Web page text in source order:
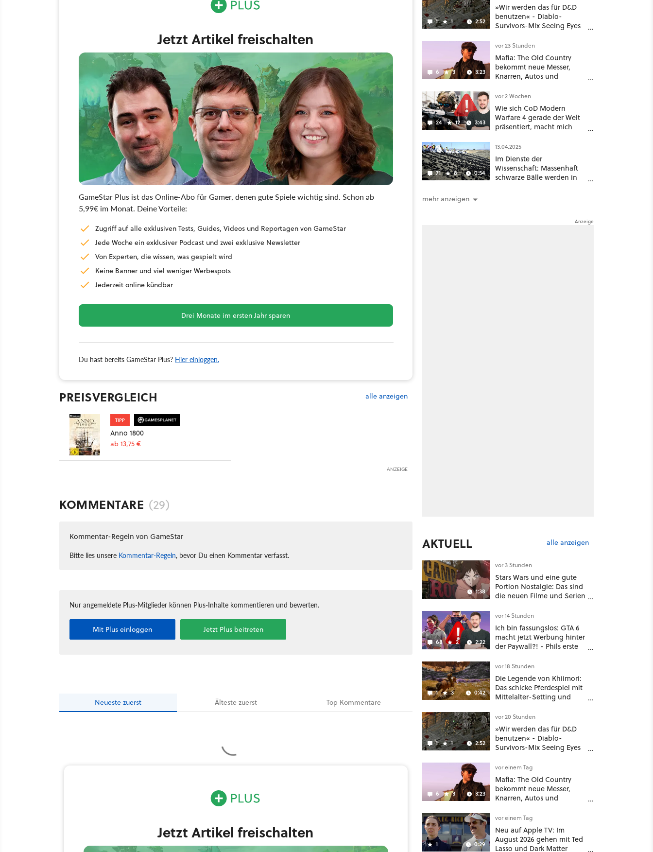
Jetzt Artikel freischalten
GameStar Plus ist das Online-Abo für Gamer, denen gute Spiele wichtig sind. Schon ab
5,99€ im Monat. Deine Vorteile:
Zugriff auf alle exklusiven Tests, Guides, Videos und Reportagen von GameStar
Jede Woche ein exklusiver Podcast und zwei exklusive Newsletter
Von Experten, die wissen, was gespielt wird
Keine Banner und viel weniger Werbespots
Jederzeit online kündbar
Drei Monate im ersten Jahr sparen
Du hast bereits GameStar Plus? Hier einloggen.
PREISVERGLEICH alle anzeigen
TIPP
Anno 1800
ab 13,75 €
ANZEIGE
KOMMENTARE (29)
Kommentar-Regeln von GameStar
Bitte lies unsere Kommentar-Regeln, bevor Du einen Kommentar verfasst.
Nur angemeldete Plus-Mitglieder können Plus-Inhalte kommentieren und bewerten.
Mit Plus einloggen Jetzt Plus beitreten
Neueste zuerst Ältestezuerst Top Kommentare
Jetzt Artikel freischalten
1 1 2:52
»Wir werden das für D&D
benutzen« - Diablo-
Survivors-Mix Seeing Eyes
nützliches Map-Tool
6 3 3:23
vor 23 Stunden
Mafia: The Old Country
bekommt neue Messer,
Knarren, Autos und
hat mehr dabei als nur
Story
24 12 3:43
vor 2 Wochen
Wie sich CoD Modern
Warfare 4 gerade der Welt
präsentiert, macht mich
71 8 0:54
13.04.2025
Im Dienste der
Wissenschaft: Massenhaft
schwarze Bälle werden in
mehr anzeigen
AKTUELL alle anzeigen
1:38
vor 3 Stunden
Stars Wars und eine gute
Portion Nostalgie: Das sind
die neuen Filme und Serien
68 2 2:22
vor 14 Stunden
Ich bin fassungslos: GTA 6
macht jetzt Werbung hinter
der Paywall?! - Phils erste
Deal
1 3 0:42
vor 18 Stunden
Die Legende von Khiimori:
Das schicke Pferdespiel mit
Mittelalter-Setting und
noch größer und
gefährlicher
1 1 2:52
vor 20 Stunden
»Wir werden das für D&D
benutzen« - Diablo-
Survivors-Mix Seeing Eyes
nützliches Map-Tool
6 3 3:23
vor einem Tag
Mafia: The Old Country
bekommt neue Messer,
Knarren, Autos und
hat mehr dabei als nur
Story
1 0:29
vor einem Tag
Neu auf Apple TV: Im
August 2026 gehen mit Ted
Lasso und Dark Matter